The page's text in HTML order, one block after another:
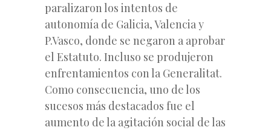
paralizaron los intentos de
autonomía de Galicia, Valencia y
P.Vasco, donde se negaron a aprobar
el Estatuto. Incluso se produjeron
enfrentamientos con la Generalitat.
Como consecuencia, uno de los
sucesos más destacados fue el
aumento de la agitación social de las